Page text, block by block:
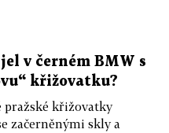
v černém BMW s
křižovatku?
pražské křižovatky
začerněnými skly a